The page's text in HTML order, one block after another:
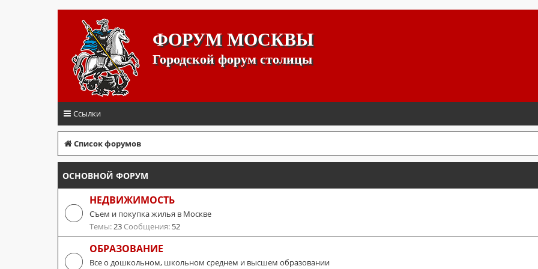
ФОРУМ МОСКВЫ
Городской форум столицы
Ссылки
Список форумов
ОСНОВНОЙ ФОРУМ
НЕДВИЖИМОСТЬ
Съем и покупка жилья в Москве
Темы:23 Сообщения: 52
ОБРАЗОВАНИЕ
Все о дошкольном, школьном среднем и высшем образовании